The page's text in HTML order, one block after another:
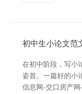
初中生小论文范
在初中阶段，写小
姿首。一篇好的小
信息网-交口房产